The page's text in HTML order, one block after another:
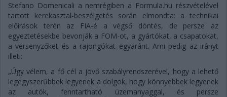
Stefano Domenicali a nemrégiben a Formula.hu részvételével
tartott kerekasztal-beszélgetés során elmondta: a technikai
előírások terén az FIA-é a végső döntés, de persze az
egyeztetésekbe bevonják a FOM-ot, a gyártókat, a csapatokat,
a versenyzőket és a rajongókat egyaránt. Ami pedig az irányt
illeti:
„Úgy vélem, a fő cél a jövő szabályrendszerével, hogy a lehető
legegyszerűbbek legyenek a dolgok, hogy könnyebbek legyenek
az autók, fenntartható üzemanyaggal, és persze